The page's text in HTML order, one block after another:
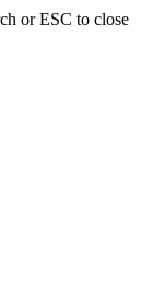
or ESC to close